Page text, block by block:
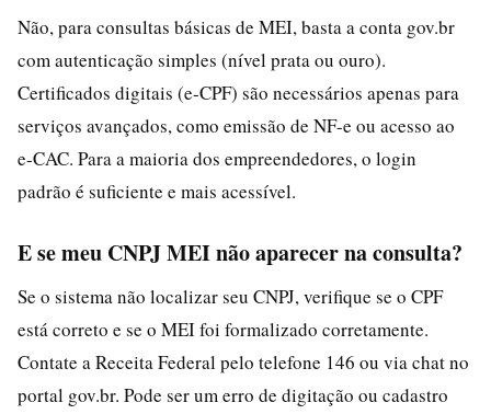
Não, para consultas básicas de MEI, basta a conta gov.br
com autenticação simples (nível prata ou ouro).
Certificados digitais (e-CPF) são necessários apenas para
serviços avançados, como emissão de NF-e ou acesso ao
e-CAC. Para a maioria dos empreendedores, o login
padrão é suficiente e mais acessível.
E se meu CNPJ MEI não aparecer na consulta?
Se o sistema não localizar seu CNPJ, verifique se o CPF
está correto e se o MEI foi formalizado corretamente.
Contate a Receita Federal pelo telefone 146 ou via chat no
portal gov.br. Pode ser um erro de digitação ou cadastro